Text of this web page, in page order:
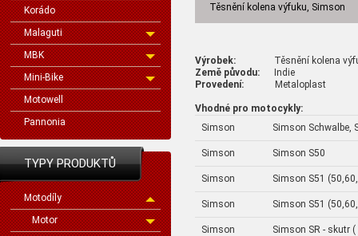
Korádo
Malaguti
MBK
Mini-Bike
Motowell
Pannonia
TYPY PRODUKTŮ
Motodíly
Motor
Těsnění kolena výfuku, Simson
Výrobek: Těsnění kolena
Země původu: Indie
Provedení: Metaloplast
Vhodné pro motocykly:
Simson
Simson Schwalbe,
Simson Simson S50
Simson Simson S51
Simson Simson S51
Simson Simson SR - skutr